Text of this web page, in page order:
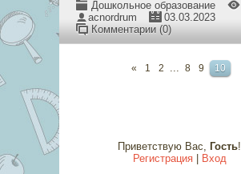
Дошкольное образование
acnordrum
03.03.2023
Комментарии (0)
« 1 2 ... 8 9 10
Приветствую Вас, Гость!
Регистрация| Вход